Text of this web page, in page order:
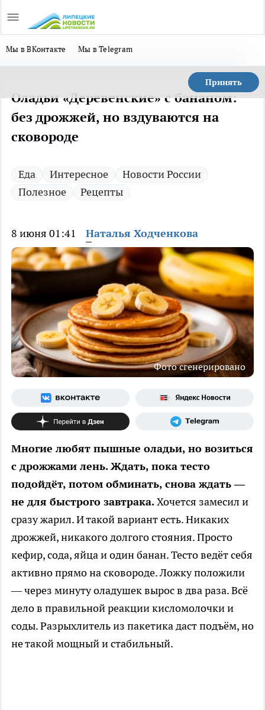
Мы в ВКонтакте Мы в Telegram
Принять
Оладьи «Деревенские» с бананом:
без дрожжей, но вздуваются на
сковороде
Еда Интересное
Новости России
Полезное
Рецепты
8 июня 01:41 Наталья Ходченкова
Фото сгенерировано
Многие любят пышные оладьи, но возиться
с дрожжами лень. Ждать, пока тесто
подойдёт, потом обминать, снова ждать —
не для быстрого завтрака.Хочется замесил и
сразу жарил. И такой вариант есть. Никаких
дрожжей, никакого долгого стояния. Просто
кефир, сода, яйца и один банан. Тесто ведёт себя
активно прямо на сковороде. Ложку положили
— через минуту оладушек вырос в два раза. Всё
дело в правильной реакции кисломолочки и
соды. Разрыхлитель из пакетика даст подъём, но
не такой мощный и стабильный.